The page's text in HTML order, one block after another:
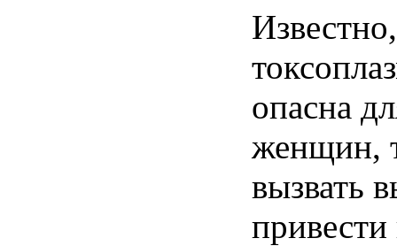
опасна
женщин,
вызвать
привести